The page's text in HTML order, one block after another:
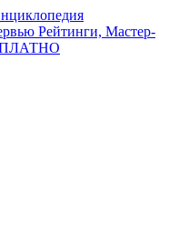
Рейтинги, Мастер-